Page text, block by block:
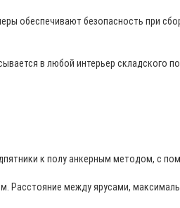
обеспечивают безопасность при
в любой интерьер складского
к полу анкерным методом, с
Расстояние между ярусами,